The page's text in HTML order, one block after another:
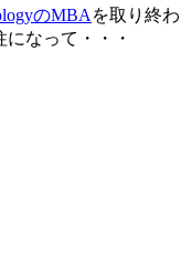
のMBA を取り終
なって・・・